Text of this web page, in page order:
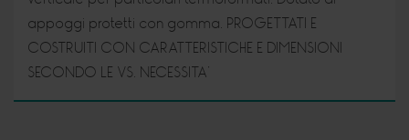
appoggi protetti con gomma. PROGETTATI E
COSTRUITI CON CARATTERISTICHE E DIMENSIONI
SECONDO LE VS. NECESSITA’